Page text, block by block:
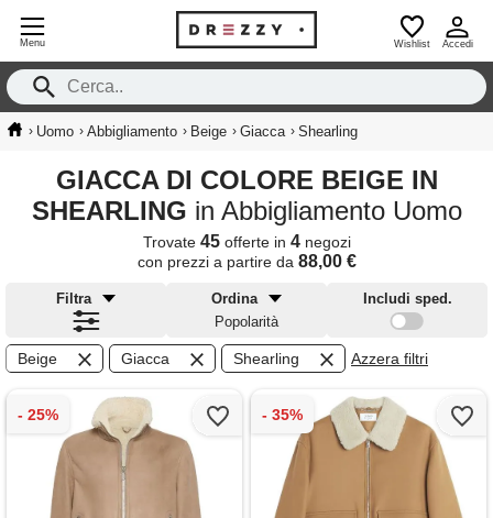
Menu Wishlist Accedi
› Uomo › Abbigliamento › Beige › Giacca › Shearling
GIACCA DI COLORE BEIGE IN
SHEARLING in Abbigliamento Uomo
Trovate 45offerte in 4negozi
con prezzi a partire da 88,00 €
Filtra
Ordina
Popolarità
Includi sped.
Beige Giacca Shearling Azzera filtri